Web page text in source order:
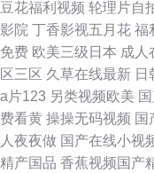
豆花福利视频 轮理片自
影院 丁香影视五月花 福
免费 欧美三级日本 成人
区三区 久草在线最新 日
a片123 另类视频欧美
费看黄 操操无码视频 国
人夜夜做 国产在线小视
精产国品 香蕉视频国产